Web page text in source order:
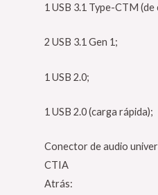
1 USB 3.1 Type-CTM (de
2 USB 3.1 Gen 1;
1 USB 2.0;
1 USB 2.0 (carga rápida);
Conector de audio
CTIA
Atrás: